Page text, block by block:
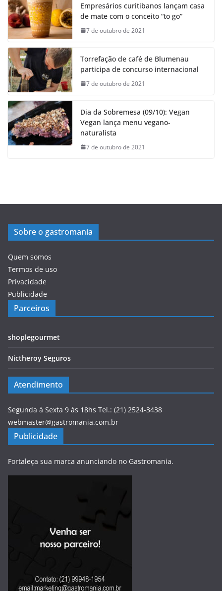
Empresários curitibanos lançam casa
de mate com o conceito “to go”
7 de outubro de 2021
Torrefação de café de Blumenau
participa de concurso internacional
7 de outubro de 2021
Dia da Sobremesa (09/10): Vegan
Vegan lança menu vegano-
naturalista
7 de outubro de 2021
Sobre o gastromania
Quem somos
Termos de uso
Privacidade
Publicidade
Parceiros
shoplegourmet
Nictheroy Seguros
Atendimento
Segunda à Sexta 9 às 18hs Tel.: (21) 2524-3438
webmaster@gastromania.com.br
Publicidade
Fortaleça sua marca anunciando no Gastromania.